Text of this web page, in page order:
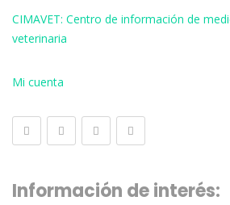
CIMAVET: Centro de información de
veterinaria
Mi cuenta
Información de interés: